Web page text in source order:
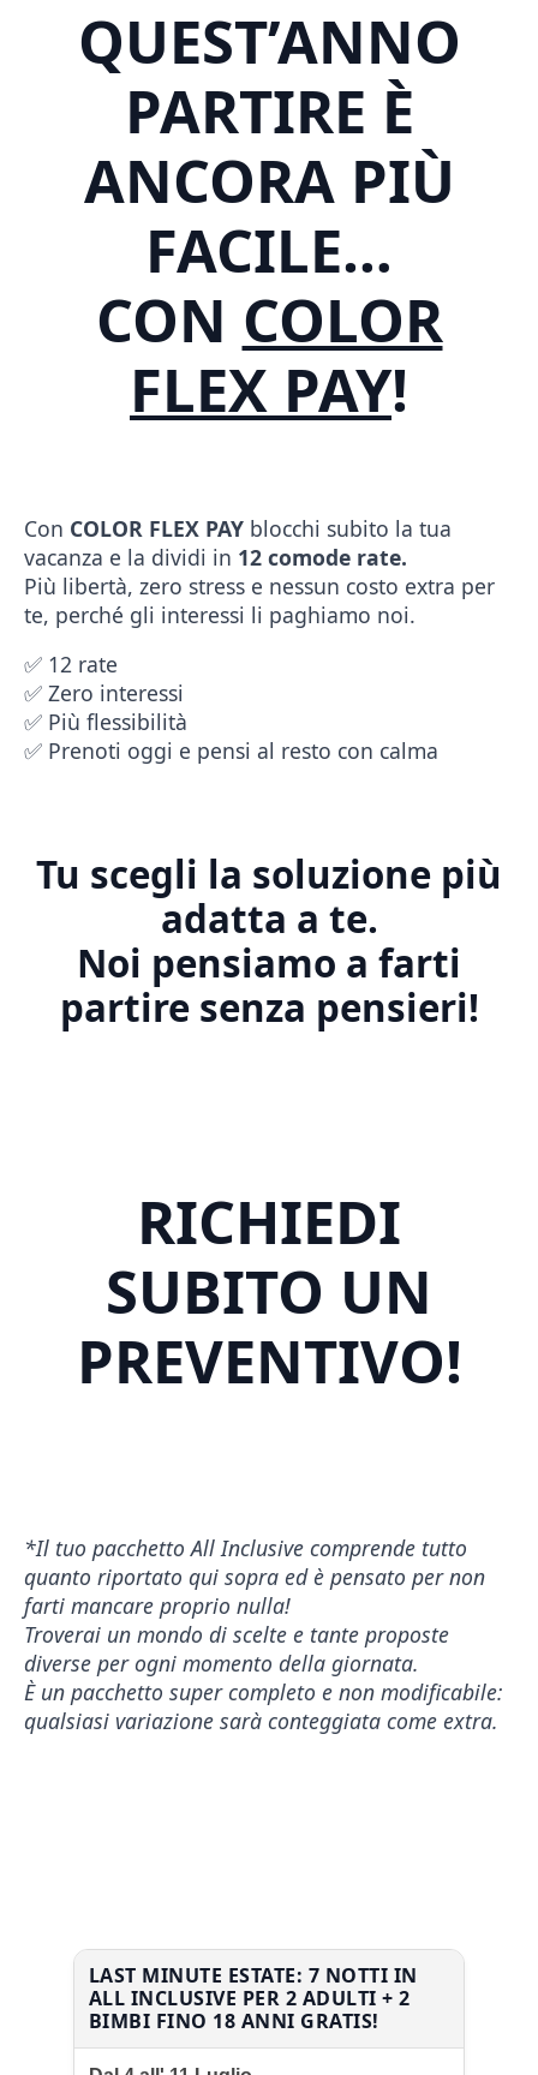
QUEST’ANNO
PARTIRE È
ANCORA PIÙ
FACILE…
CON COLOR
FLEX PAY!
Con COLOR FLEX PAY blocchi subito la tua
vacanza e la dividi in 12 comode rate.
Più libertà, zero stress e nessun costo extra per
te, perché gli interessi li paghiamo noi.
✅ 12 rate
✅ Zero interessi
✅ Più flessibilità
✅ Prenoti oggi e pensi al resto con calma
Tu scegli la soluzione più
adatta a te.
Noi pensiamo a farti
partire senza pensieri!
RICHIEDI
SUBITO UN
PREVENTIVO!
*Il tuo pacchetto All Inclusive comprende tutto
quanto riportato qui sopra ed è pensato per non
farti mancare proprio nulla!
Troverai un mondo di scelte e tante proposte
diverse per ogni momento della giornata.
È un pacchetto super completo e non modificabile:
qualsiasi variazione sarà conteggiata come extra.
LAST MINUTE ESTATE: 7 NOTTI IN
ALL INCLUSIVE PER 2 ADULTI + 2
BIMBI FINO 18 ANNI GRATIS!